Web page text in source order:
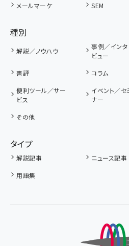
メールマーケ
SEM
種別
解説／ノウハウ
事例／インタ
ビュー
書評 コラム
便利ツール／サー
ビス
イベント／セ
ナー
その他
タイプ
解説記事 ニュース記事
用語集